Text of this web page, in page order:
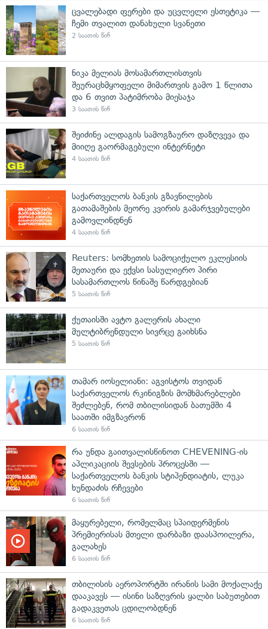
ცვალებადი ფერები და უცვლელი ესთეტიკა —
ჩემი თვალით დანახული სვანეთი
2 საათის წინ
ნიკა მელიას მოსამართლისთვის
შეურაცხმყოფელი მიმართვის გამო 1 წლითა
და 6 თვით პატიმრობა მიესაჯა
3 საათის წინ
შეიძინე ალდაგის სამოგზაურო დაზღვევა და
მიიღე გაორმაგებული ინტერნეტი
4 საათის წინ
საქართველოს ბანკის გზავნილების
გათამაშების მეორე კვირის გამარჯვებულები
გამოვლინდნენ
4 საათის წინ
Reuters: სომხეთის სამოციქულო ეკლესიის
მეთაური და ექვსი სასულიერო პირი
სასამართლოს წინაშე წარდგებიან
5 საათის წინ
ქუთაისში ავტო გალერის ახალი
მულტიბრენდული სივრცე გაიხსნა
5 საათის წინ
თამარ იოსელიანი: აგვისტოს თვიდან
საქართველოს რკინიგზის მომხმარებლები
შეძლებენ, რომ თბილისიდან ბათუმში 4
საათში იმგზავრონ
6 საათის წინ
რა უნდა გაითვალისწინოთ CHEVENING-ის
აპლიკაციის შევსების პროცესში —
საქართველოს ბანკის სტიპენდიატის, ლუკა
ხუნდაძის რჩევები
6 საათის წინ
მაყურებელი, რომელმაც სპაიდერმენის
პრემიერისას მთელი დარბაზი დაასპოილერა,
გალახეს
6 საათის წინ
თბილისის აეროპორტში ირანის სამი მოქალაქე
დააკავეს — ისინი საზღვრის ყალბი საბუთებით
გადაკვეთას ცდილობდნენ
6 საათის წინ